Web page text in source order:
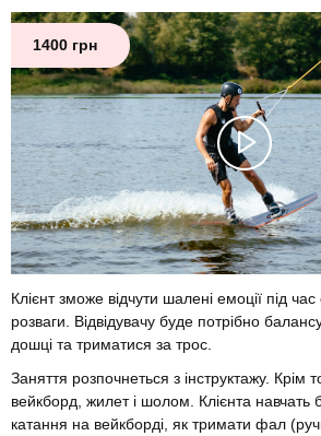
1400 грн
Клієнт зможе відчути шалені емоції під
розваги. Відвідувачу буде потрібно
дошці та триматися за трос.
Заняття розпочнеться з інструктажу. Крім
вейкборд, жилет і шолом. Клієнта навчать
катання на вейкборді, як тримати фал